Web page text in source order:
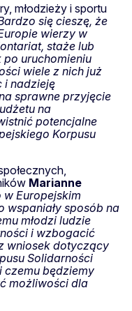
młodzieży i sportu
się cieszę, że
wierzy w
staże lub
po uruchomieniu
wiele z nich już
i nadzieję
sprawne przyjęcie
na
potencjalne
Korpusu
Marianne
Europejskim
wspaniały sposób na
młodzi ludzie
i wzbogacić
wniosek dotyczący
Solidarności
czemu będziemy
możliwości dla